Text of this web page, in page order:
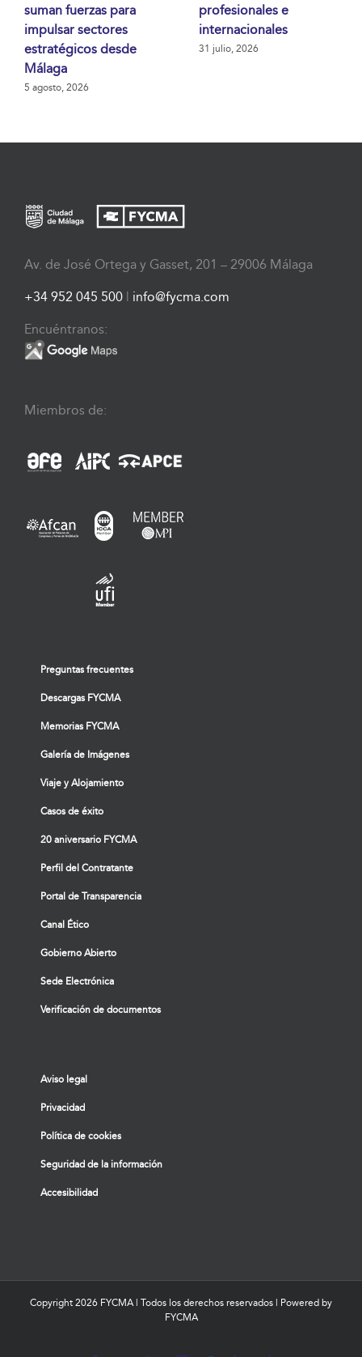
suman fuerzas para
impulsar sectores
estratégicos desde
Málaga
5 agosto, 2026
profesionales e
internacionales
31 julio, 2026
Av. de José Ortega y Gasset, 201 – 29006 Málaga
+34 952 045 500 | info@fycma.com
Encuéntranos:
Miembros de:
Preguntas frecuentes
Descargas FYCMA
Memorias FYCMA
Galería de Imágenes
Viaje y Alojamiento
Casos de éxito
20 aniversario FYCMA
Perfil del Contratante
Portal de Transparencia
Canal Ético
Gobierno Abierto
Sede Electrónica
Verificación de documentos
Aviso legal
Privacidad
Política de cookies
Seguridad de la información
Accesibilidad
Copyright 2026 FYCMA | Todos los derechos reservados | Powered by
FYCMA